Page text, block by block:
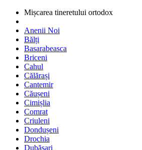
Mișcarea tineretului ortodox
Anenii Noi
Bălți
Basarabeasca
Briceni
Cahul
Călărași
Cantemir
Căușeni
Cimișlia
Comrat
Criuleni
Dondușeni
Drochia
Dubăsari